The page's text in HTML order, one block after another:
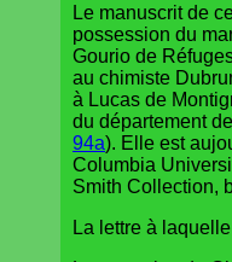
Le manuscrit de
possession du
Gourio de
au chimiste
à Lucas de
du département
94a). Elle est
Columbia
Smith Collection,
La lettre à